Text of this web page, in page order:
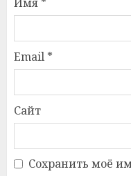
Email *
Сайт
Сохранить моё